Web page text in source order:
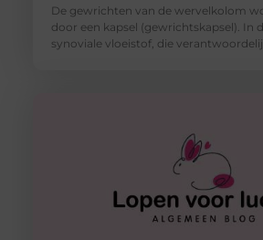
De gewrichten van de wervelkolom
door een kapsel (gewrichtskapsel). In
synoviale vloeistof, die